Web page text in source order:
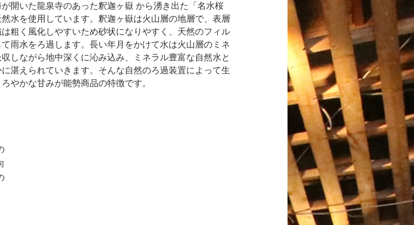
開いた龍泉寺のあった釈迦ヶ嶽 から湧き出た「名水桜
然水を使用しています。釈迦ヶ嶽は火山層の地層で、表層
粗く風化しやすいため砂状になりやすく、天然のフィル
て雨水をろ過します。長い年月をかけて水は火山層のミネ
しながら地中深くに沁み込み、ミネラル豊富な自然水と
に湛えられていきます。そんな自然のろ過装置によって生
やかな甘みが能勢商品の特徴です。